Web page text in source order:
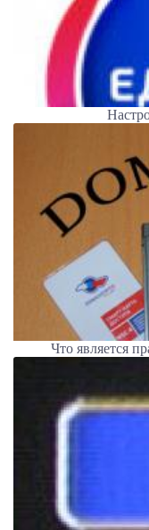
Что является